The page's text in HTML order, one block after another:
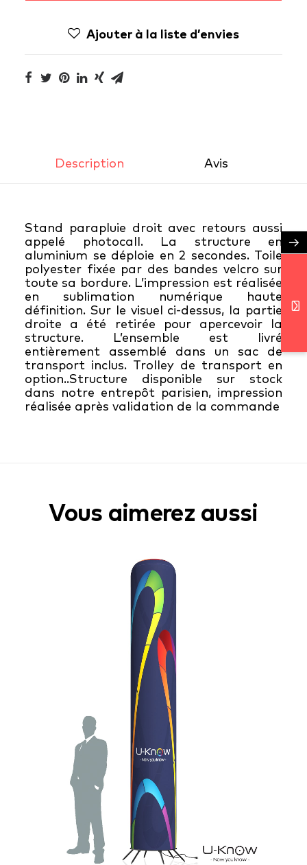
Ajouter à la liste d’envies
Description Avis
Stand parapluie droit avec retours aussi
appelé photocall. La structure en
aluminium se déploie en 2 secondes. Toile
polyester fixée par des bandes velcro sur
toute sa bordure. L’impression est réalisée
en sublimation numérique haute
définition. Sur le visuel ci-dessus, la partie
droite a été retirée pour apercevoir la
structure. L’ensemble est livré
entièrement assemblé dans un sac de
transport inclus. Trolley de transport en
option..Structure disponible sur stock
dans notre entrepôt parisien, impression
réalisée après validation de la commande
Vous aimerez aussi
→